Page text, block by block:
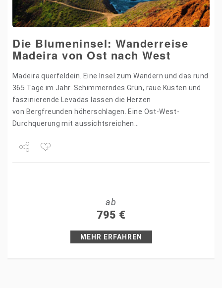
Die Blumeninsel: Wanderreise
Madeira von Ost nach West
Madeira querfeldein. Eine Insel zum Wandern und das rund
365 Tage im Jahr. Schimmerndes Grün, raue Küsten und
faszinierende Levadas lassen die Herzen
von Bergfreunden höherschlagen. Eine Ost-West-
Durchquerung mit aussichtsreichen
Tunnel und vorbei an tosenden Wasserfällen. Immer…
ab
795 €
MEHR ERFAHREN